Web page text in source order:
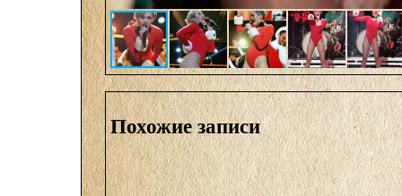
Похожие записи